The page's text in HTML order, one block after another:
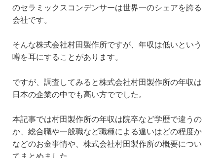
のセラミックスコンデンサーは世界一のシェアを誇る
会社です。
そんな株式会社村田製作所ですが、年収は低いという
噂を耳にすることがあります。
ですが、調査してみると株式会社村田製作所の年収は
日本の企業の中でも高い方ででした。
本記事では村田製作所の年収は院卒など学歴で違うの
か、総合職や一般職など職種による違いはどの程度か
などのお金事情や、株式会社村田製作所の概要につい